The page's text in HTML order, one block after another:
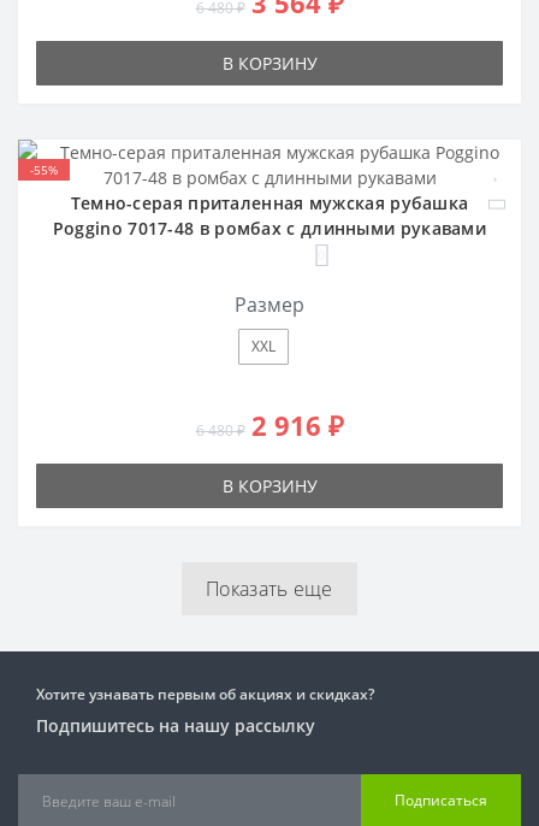
6 480 ₽
В КОРЗИНУ
-55%
Темно-серая приталенная мужская рубашка
Poggino 7017-48 в ромбах с длинными рукавами
Размер
XXL
6 480 ₽ 2 916 ₽
В КОРЗИНУ
Показать еще
Хотите узнавать первым об акциях и скидках?
Подпишитесь на нашу рассылку
Подписаться